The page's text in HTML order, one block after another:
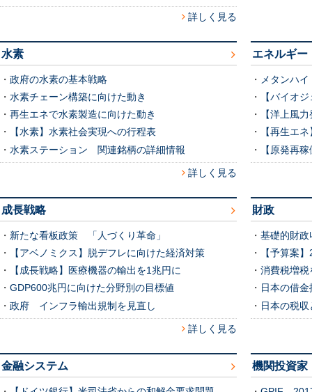
詳しく見る
水素
・ 政府の水素の基本戦略
・ 水素チェーン構築に向けた動き
・ 再生エネで水素製造に向けた動き
・
【水素】水素社会実現への行程表
・ 水素ステーション 関連銘柄の詳細情報
詳しく見る
エネルギー
・ メタンハ
・
【バイオ
・
【洋上風
・
【再生エ
・
【原発再
成長戦略
・ 新たな看板政策 「人づくり革命」
・
【アベノミクス】脱デフレに向けた経済対策
・
【成長戦略】医療機器の輸出を1兆円に
・ GDP600兆円に向けた分野別の目標値
・ 政府 インフラ輸出規制を見直し
詳しく見る
財政
・ 基礎的財
・
【予算案
・ 消費税増税
・ 日本の借
・ 日本の税
金融システム 機関投資家